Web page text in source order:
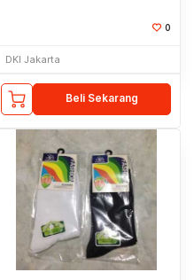
0
DKI Jakarta
Beli Sekarang